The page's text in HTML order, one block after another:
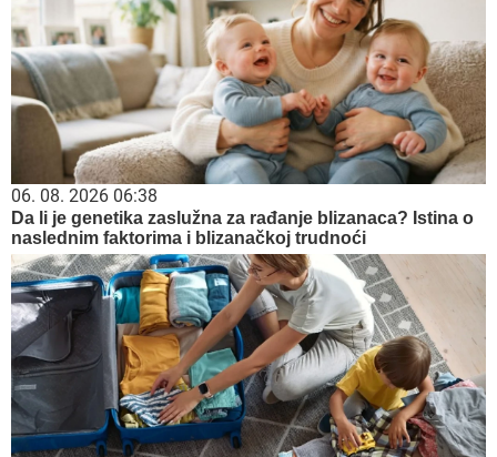
06. 08. 2026 06:38
Da li je genetika zaslužna za rađanje blizanaca? Istina o
naslednim faktorima i blizanačkoj trudnoći